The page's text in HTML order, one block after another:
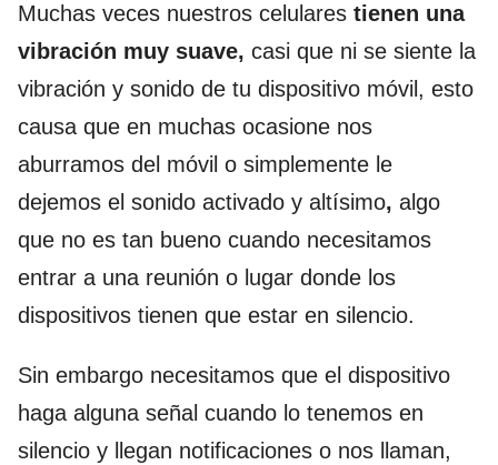
Muchas veces nuestros celulares tienen una
vibración muy suave, casi que ni se siente la
vibración y sonido de tu dispositivo móvil, esto
causa que en muchas ocasione nos
aburramos del móvil o simplemente le
dejemos el sonido activado y altísimo, algo
que no es tan bueno cuando necesitamos
entrar a una reunión o lugar donde los
dispositivos tienen que estar en silencio.
Sin embargo necesitamos que el dispositivo
haga alguna señal cuando lo tenemos en
silencio y llegan notificaciones o nos llaman,